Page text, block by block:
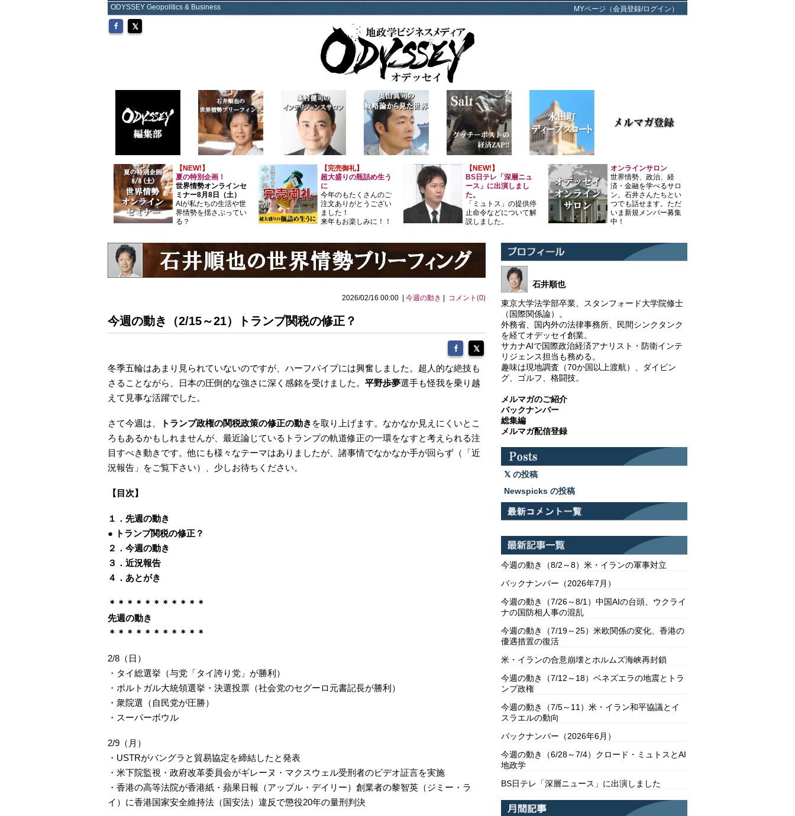
ODYSSEY Geopolitics & Business MYページ（会員登録/ログイン）
【NEW!】
夏の特別企画！
世界情勢オンラインセ
ミナー8月8日（土）
AIが私たちの生活や世
界情勢を揺さぶってい
る？
【完売御礼】
超大盛りの瓶詰め生う
に
今年のもたくさんのご
注文ありがとうござい
ました！
来年もお楽しみに！！
【NEW!】
BS日テレ「深層ニュ
ース」に出演しまし
た。
「ミュトス」の提供停
止命令などについて解
説しました。
オンラインサロン
世界情勢、政治、経
済・金融を学べるサロ
ン。石井さんたちとい
つでも話せます。ただ
いま新規メンバー募集
中！
2026/02/16 00:00 | 今週の動き コメント(0)
今週の動き（2/15～21）トランプ関税の修正？
冬季五輪はあまり見られていないのですが、ハーフパイプには興奮しました。超人的な絶技も
さることながら、日本の圧倒的な強さに深く感銘を受けました。 平野歩夢選手も怪我を乗り越
えて見事な活躍でした。
さて今週は、 トランプ政権の関税政策の修正の動き を取り上げます。なかなか見えにくいとこ
ろもあるかもしれませんが、最近論じているトランプの軌道修正の一環をなすと考えられる注
目すべき動きです。他にも様々なテーマはありましたが、諸事情でなかなか手が回らず（「近
況報告」をご覧下さい）、少しお待ちください。
【目次】
１．先週の動き
● トランプ関税の修正？
２．今週の動き
３．近況報告
４．あとがき
＊＊＊＊＊＊＊＊＊＊＊
先週の動き
＊＊＊＊＊＊＊＊＊＊＊
2/8（日）
・タイ総選挙（与党「タイ誇り党」が勝利）
・ポルトガル大統領選挙・決選投票（社会党のセグーロ元書記長が勝利）
・衆院選（自民党が圧勝）
・スーパーボウル
2/9（月）
・USTRがバングラと貿易協定を締結したと発表
・米下院監視・政府改革委員会がギレーヌ・マクスウェル受刑者のビデオ証言を実施
・香港の高等法院が香港紙・蘋果日報（アップル・デイリー）創業者の黎智英（ジミー・ラ
イ）に香港国家安全維持法（国安法）違反で懲役20年の量刑判決
石井順也
東京大学法学部卒業、スタンフォード大学院修士
（国際関係論）。
外務省、国内外の法律事務所、民間シンクタンク
を経てオデッセイ創業。
サカナAIで国際政治経済アナリスト・防衛インテ
リジェンス担当も務める。
趣味は現地調査（70か国以上渡航）、ダイビン
グ、ゴルフ、格闘技。
メルマガのご紹介
バックナンバー
総集編
メルマガ配信登録
の投稿
Newspicks の投稿
今週の動き（8/2～8）米・イランの軍事対立
バックナンバー（2026年7月）
今週の動き（7/26～8/1）中国AIの台頭、ウクライ
ナの国防相人事の混乱
今週の動き（7/19～25）米欧関係の変化、香港の
優遇措置の復活
米・イランの合意崩壊とホルムズ海峡再封鎖
今週の動き（7/12～18）ベネズエラの地震とトラ
ンプ政権
今週の動き（7/5～11）米・イラン和平協議とイ
スラエルの動向
バックナンバー（2026年6月）
今週の動き（6/28～7/4）クロード・ミュトスとAI
地政学
BS日テレ「深層ニュース」に出演しました